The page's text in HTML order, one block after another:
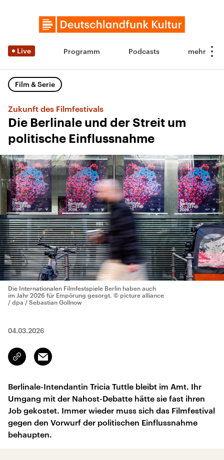
Live Programm Podcasts
Film & Serie
Zukunft des Filmfestivals
Die Berlinale und der Streit um
politische Einflussnahme
Die Internationalen Filmfestspiele Berlin haben auch
im Jahr 2026 für Empörung gesorgt. © picture alliance
/ dpa / Sebastian Gollnow
04.03.2026
Link
kopieren/teilen
Email
Berlinale-Intendantin Tricia Tuttle bleibt im Amt. Ihr
Umgang mit der Nahost-Debatte hätte sie fast ihren
Job gekostet. Immer wieder muss sich das Filmfestival
gegen den Vorwurf der politischen Einflussnahme
behaupten.